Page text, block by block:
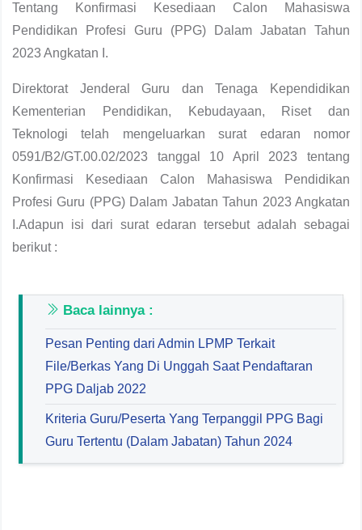
Tentang Konfirmasi Kesediaan Calon Mahasiswa
Pendidikan Profesi Guru (PPG) Dalam Jabatan Tahun
2023 Angkatan I.
Direktorat Jenderal Guru dan Tenaga Kependidikan
Kementerian Pendidikan, Kebudayaan, Riset dan
Teknologi telah mengeluarkan surat edaran nomor
0591/B2/GT.00.02/2023 tanggal 10 April 2023 tentang
Konfirmasi Kesediaan Calon Mahasiswa Pendidikan
Profesi Guru (PPG) Dalam Jabatan Tahun 2023 Angkatan
I.Adapun isi dari surat edaran tersebut adalah sebagai
berikut :
Baca lainnya :
Pesan Penting dari Admin LPMP Terkait
File/Berkas Yang Di Unggah Saat Pendaftaran
PPG Daljab 2022
Kriteria Guru/Peserta Yang Terpanggil PPG Bagi
Guru Tertentu (Dalam Jabatan) Tahun 2024